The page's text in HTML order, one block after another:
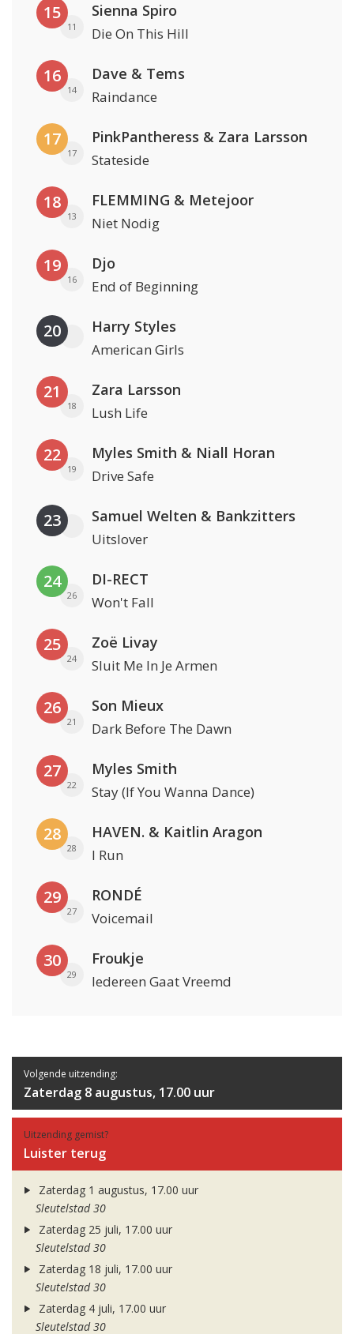
15
11
Sienna Spiro
Die On This Hill
16
14
Dave & Tems
Raindance
17
17
PinkPantheress & Zara Larsson
Stateside
18
13
FLEMMING & Metejoor
Niet Nodig
19
16
Djo
End of Beginning
20 Harry Styles
American Girls
21
18
Zara Larsson
Lush Life
22
19
Myles Smith & Niall Horan
Drive Safe
23 Samuel Welten & Bankzitters
Uitslover
24
26
DI-RECT
Won't Fall
25
24
Zoë Livay
Sluit Me In Je Armen
26
21
Son Mieux
Dark Before The Dawn
27
22
Myles Smith
Stay (If You Wanna Dance)
28
28
HAVEN. & Kaitlin Aragon
I Run
29
27
RONDÉ
Voicemail
30
29
Froukje
Iedereen Gaat Vreemd
Volgende uitzending:
Zaterdag 8 augustus, 17.00 uur
Uitzending gemist?
Luister terug
Zaterdag 1 augustus, 17.00 uur
Sleutelstad 30
Zaterdag 25 juli, 17.00 uur
Sleutelstad 30
Zaterdag 18 juli, 17.00 uur
Sleutelstad 30
Zaterdag 4 juli, 17.00 uur
Sleutelstad 30